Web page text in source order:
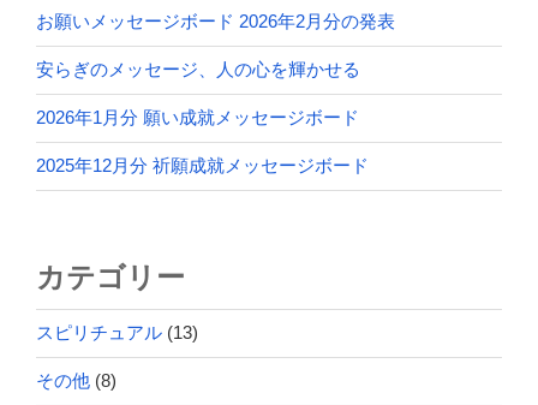
お願いメッセージボード 2026年2月分の発表
安らぎのメッセージ、人の心を輝かせる
2026年1月分 願い成就メッセージボード
2025年12月分 祈願成就メッセージボード
カテゴリー
スピリチュアル (13)
その他 (8)